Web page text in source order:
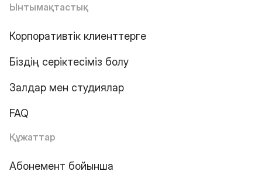
Ынтымақтастық
Корпоративтік клиенттерге
Біздің серіктесіміз болу
Залдар мен студиялар
FAQ
Құжаттар
Абонемент бойынша